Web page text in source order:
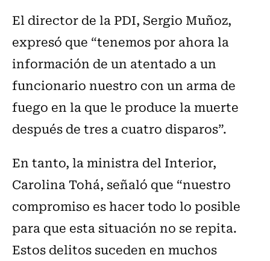
El director de la PDI, Sergio Muñoz,
expresó que “tenemos por ahora la
información de un atentado a un
funcionario nuestro con un arma de
fuego en la que le produce la muerte
después de tres a cuatro disparos”.
En tanto, la ministra del Interior,
Carolina Tohá, señaló que “nuestro
compromiso es hacer todo lo posible
para que esta situación no se repita.
Estos delitos suceden en muchos